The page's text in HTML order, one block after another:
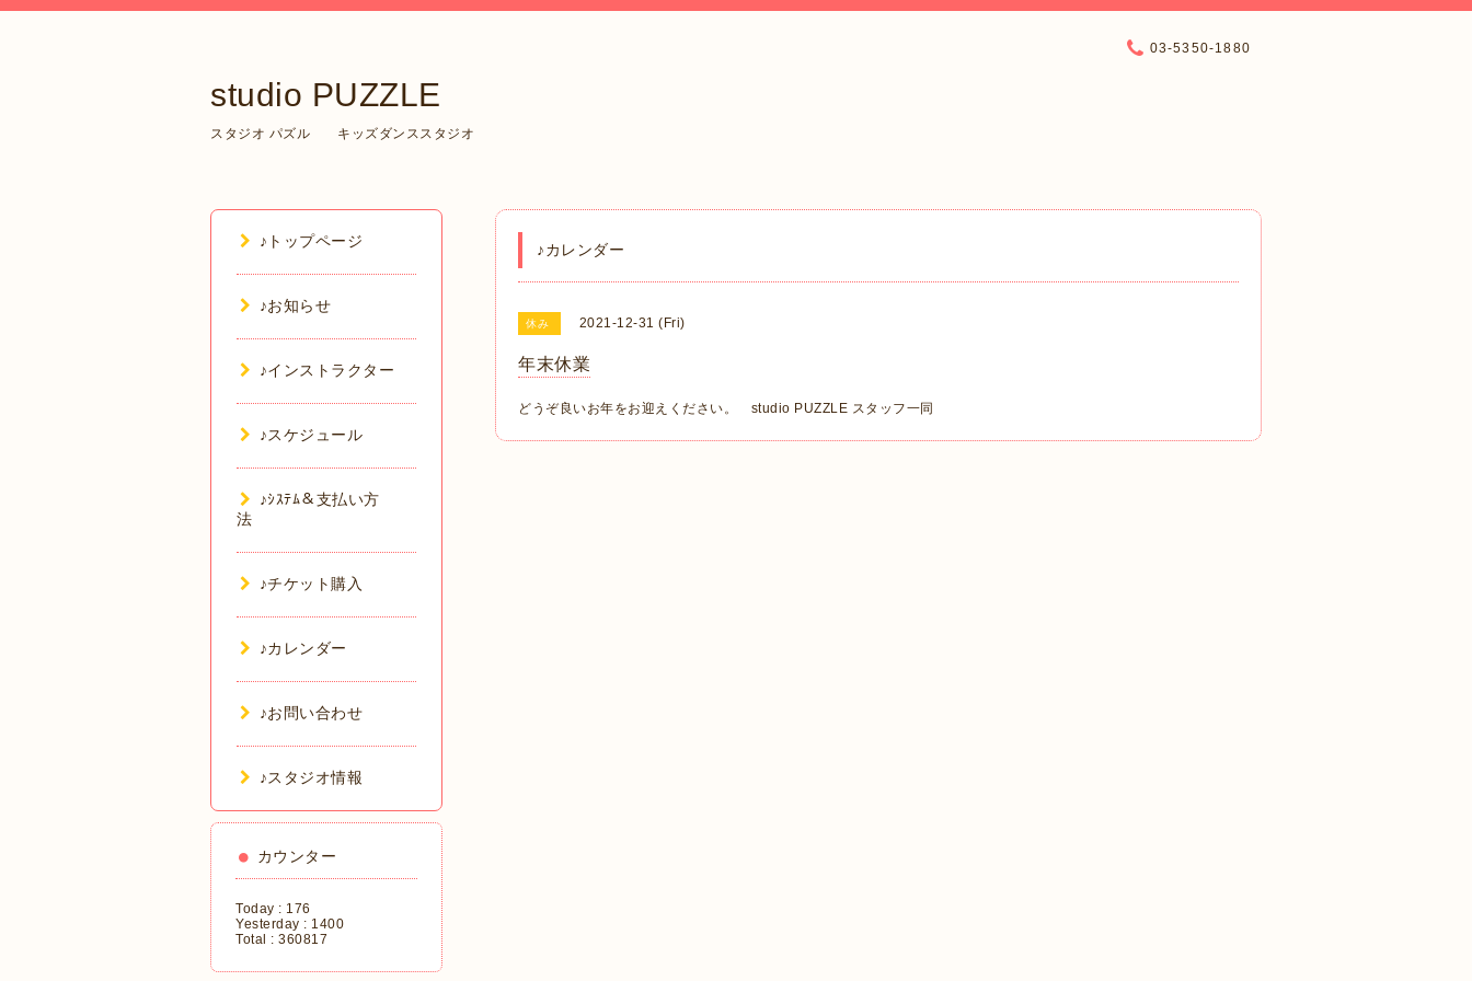
studio PUZZLE
スタジオ パズル キッズダンススタジオ
03-5350-1880
♪カレンダー
休み 2021-12-31 (Fri)
年末休業
どうぞ良いお年をお迎えください。 studio PUZZLE スタッフ一同
♪トップページ
♪お知らせ
♪インストラクター
♪スケジュール
♪ｼｽﾃﾑ＆支払い方
法
♪チケット購入
♪カレンダー
♪お問い合わせ
♪スタジオ情報
カウンター
Today : 176
Yesterday : 1400
Total : 360817